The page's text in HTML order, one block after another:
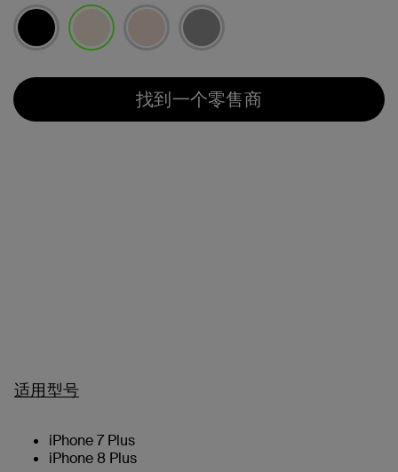
找到一个零售商
适用型号
iPhone 7 Plus
iPhone 8 Plus